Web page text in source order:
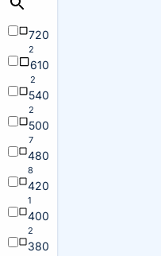
720
2
610
2
540
2
500
7
480
8
420
1
400
2
380